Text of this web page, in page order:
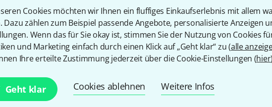
Cookies möchten wir Ihnen ein fluffiges Einkaufserlebnis mit allem
Dazu zählen zum Beispiel passende Angebote, personalisierte Anzeigen
Wenn das für Sie okay ist, stimmen Sie der Nutzung von Cookies
und Marketing einfach durch einen Klick auf „Geht klar“ zu (alle
Ihre erteilte Zustimmung jederzeit über die Cookie-Einstellungen (hier
Geht klar Cookies ablehnen Weitere Infos
Teilen Hilfe & Feedback
mit etwas Glück
E-Mail-Adresse*